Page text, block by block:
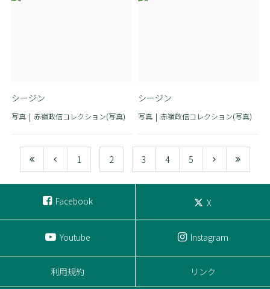
シージン
写真 赤嶺政信コレクション(写真)
シージン
写真 赤嶺政信コレクション(写真)
1 2 3 4 5
Facebook X
Youtube Instagram
利用規約 リンク